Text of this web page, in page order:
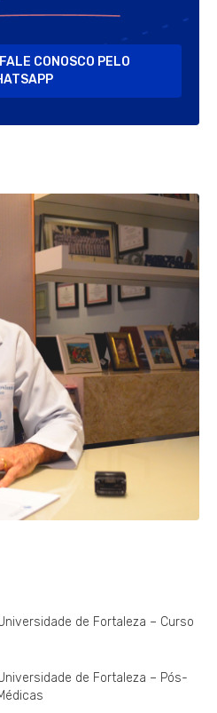
CONOSCO PELO
de Fortaleza – Curso
de Fortaleza – Pós-